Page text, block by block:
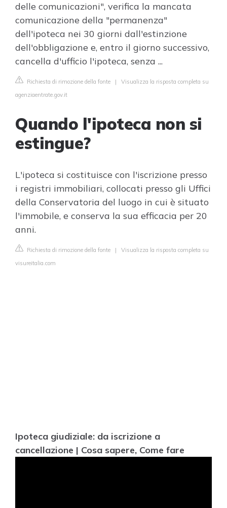
delle comunicazioni", verifica la mancata
comunicazione della "permanenza"
dell'ipoteca nei 30 giorni dall'estinzione
dell'obbligazione e, entro il giorno successivo,
cancella d'ufficio l'ipoteca, senza ...
Richiesta di rimozione della fonte | Visualizza la risposta completa su
agenziaentrate.gov.it
Quando l'ipoteca non si
estingue?
L'ipoteca si costituisce con l'iscrizione presso
i registri immobiliari, collocati presso gli Uffici
della Conservatoria del luogo in cui è situato
l'immobile, e conserva la sua efficacia per 20
anni.
Richiesta di rimozione della fonte | Visualizza la risposta completa su
visureitalia.com
Ipoteca giudiziale: da iscrizione a
cancellazione | Cosa sapere, Come fare